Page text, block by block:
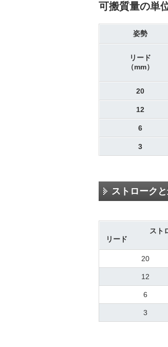
可搬質量の単
姿勢
リード
（mm）
20
12
6
3
ストローク
スト
リード
20
12
6
3